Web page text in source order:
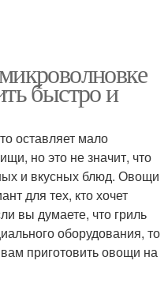
быстро и
оставляет мало
но это не значит, что
и вкусных блюд. Овощи
для тех, кто хочет
вы думаете, что гриль
оборудования, то
приготовить овощи на